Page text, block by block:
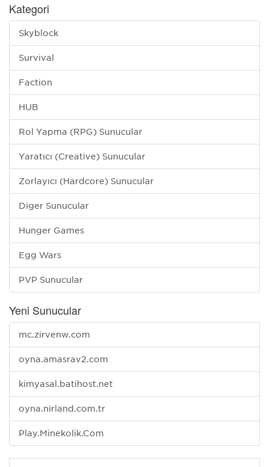
Kategori
Skyblock
Survival
Faction
HUB
Rol Yapma (RPG) Sunucular
Yaratıcı (Creative) Sunucular
Zorlayıcı (Hardcore) Sunucular
Diğer Sunucular
Hunger Games
Egg Wars
PVP Sunucular
Yeni Sunucular
mc.zirvenw.com
oyna.amasrav2.com
kimyasal.batihost.net
oyna.nirland.com.tr
Play.Minekolik.Com